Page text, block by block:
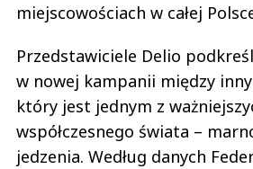
miejscowościach w całej
Przedstawiciele Delio
w nowej kampanii między
który jest jednym z
współczesnego świata –
jedzenia. Według danych